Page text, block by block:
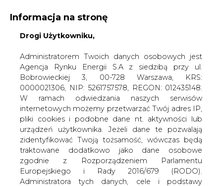
KONTAKT:
WYDAWCA PORTALU:
WYSOKI KONTRAST WIELKOŚĆ TEKSTU A A
ZALOGUJ SIĘ
Informacja na stronę
Drogi Użytkowniku,
Administratorem Twoich danych osobowych jest
Agencja Rynku Energii S.A z siedzibą przy ul.
Bobrowieckiej 3, 00-728 Warszawa, KRS:
0000021306, NIP: 5261757578, REGON: 012435148.
W ramach odwiedzania naszych serwisów
internetowych możemy przetwarzać Twój adres IP,
pliki cookies i podobne dane nt. aktywności lub
urządzeń użytkownika. Jeżeli dane te pozwalają
zidentyfikować Twoją tożsamość, wówczas będą
traktowane dodatkowo jako dane osobowe
zgodnie z Rozporządzeniem Parlamentu
Europejskiego i Rady 2016/679 (RODO).
Administratora tych danych, cele i podstawy